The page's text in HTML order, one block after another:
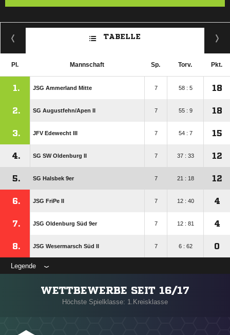
TABELLE
Pl. Mannschaft Sp. Torv. Pkt.
1. JSG Ammerland Mitte 7 58 : 5 18
2. SG Augustfehn/​Apen II 7 55 : 9 18
3. JFV Edewecht III 7 54 : 7 15
4. SG SW Oldenburg II 7 37 : 33 12
5. SG Halsbek 9er 7 21 : 18 12
6. JSG FriPe II 7 12 : 40 4
7. JSG Oldenburg Süd 9er 7 12 : 81 4
8. JSG Wesermarsch Süd II 7 6 : 62 0
Legende
WETTBEWERBE SEIT 16/17
Höchste Spielklasse: 1.Kreisklasse